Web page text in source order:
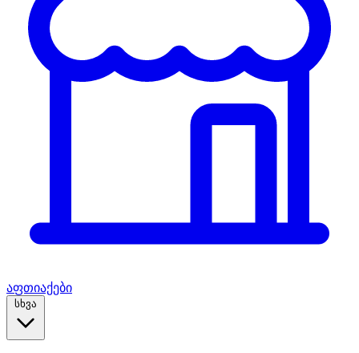
აფთიაქები
სხვა